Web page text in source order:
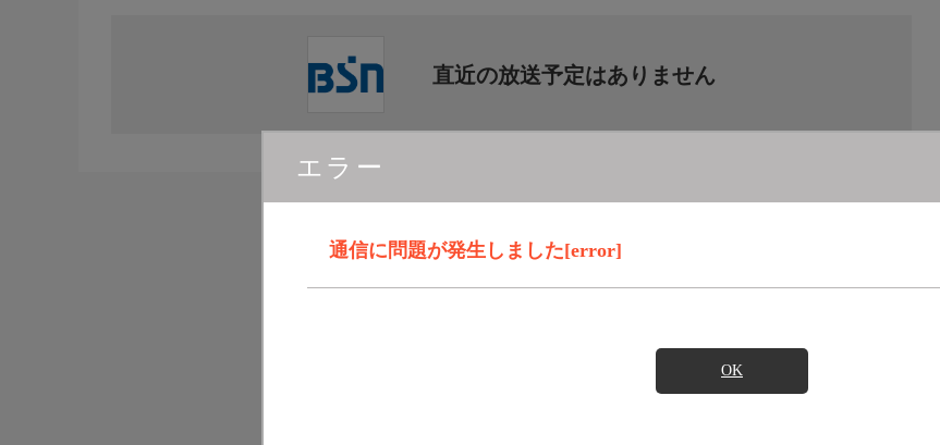
エラー
通信に問題が発生しました[error]
OK
直近の放送予定はありません